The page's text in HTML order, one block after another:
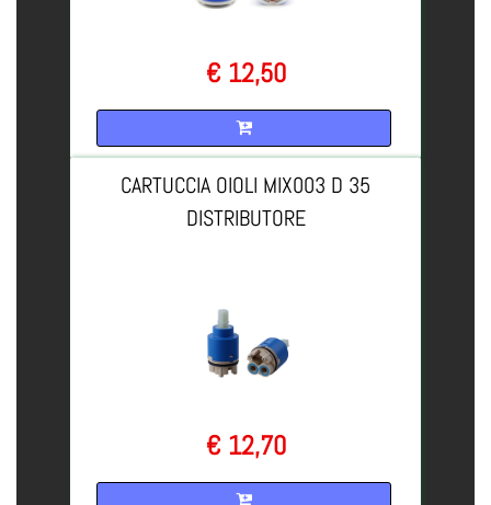
€ 12,50
CARTUCCIA OIOLI MIX003 D 35
DISTRIBUTORE
€ 12,70